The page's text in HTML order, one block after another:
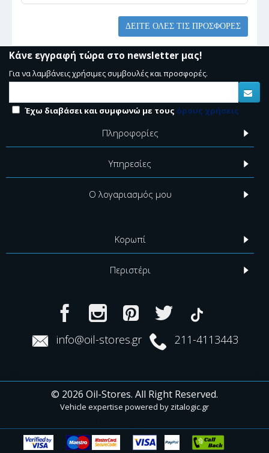
ΔΕΊΤΕ ΌΛΕΣ ΤΙΣ ΠΡΟΣΦΟΡΈΣ
Κάνε εγγραφή τώρα στο newsletter μας!
Για να λαμβάνεις χρήσιμες συμβουλές και προσφορές.
Έχω διαβάσει και συμφωνώ με τους όρους χρήσεις
Πληροφορίες
Υπηρεσίες
Ο λογαριασμός μου
Κορωπί
Περιστέρι
info@oil-stores.gr 211-4113443
© 2026 Oil-Stores. All Right Reserved.
Vehicle expertise powered by zitalogic.gr